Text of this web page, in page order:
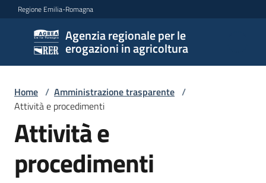
Vai al contenuto
Vai alla navigazione
Vai al footer
Regione Emilia-Romagna
Agenzia regionale per le
erogazioni in agricoltura
Agenzia
regionale
per le
erogazioni
in
agricoltura
L'Agenzia
Home / Amministrazione trasparente /
Attività e procedimenti
Attività e
procedimenti